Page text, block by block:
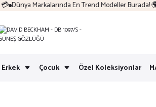
Dünya Markalarında En Trend Modeller Burada! 🌍
Erkek Çocuk Özel Koleksiyonlar